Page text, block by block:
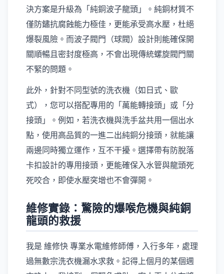
決方案是升級為「純銅波子龍頭」。純銅材質不
僅防鏽抗腐蝕能力極佳，更能承受高水壓，杜絕
爆裂風險。而波子閥門（球閥）設計則能確保開
關順暢且密封度極高，不會出現傳統螺旋閥門關
不緊的問題。
此外，針對不同型號的洗衣機（如日式、歐
式），您可以搭配專用的「萬能轉接頭」或「分
接頭」。例如，若洗衣機與洗手盆共用一個出水
點，使用高品質的一進二出純銅分接頭，就能讓
兩邊同時獨立運作，互不干擾。選擇帶有防脫落
卡扣設計的專用接頭，更能確保入水管與龍頭死
死咬合，即使水壓突增也不會彈開。
維修實錄：驚險的爆喉危機與純銅
龍頭的救援
我是 維修快 專業水電維修師傅，入行多年，處理
過無數宗洗衣機漏水求救。記得上個月的某個週